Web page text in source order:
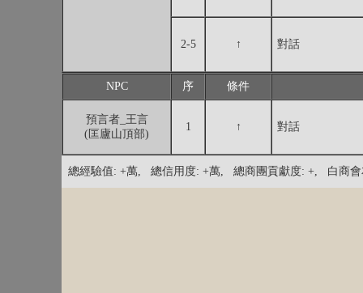
2-5 ↑ 對話
NPC 序 條件
預言者_王言
(匡廬山頂部)
1 ↑ 對話
總經驗值: +萬, 總信用度: +萬, 總商團貢獻度: +, 白商會